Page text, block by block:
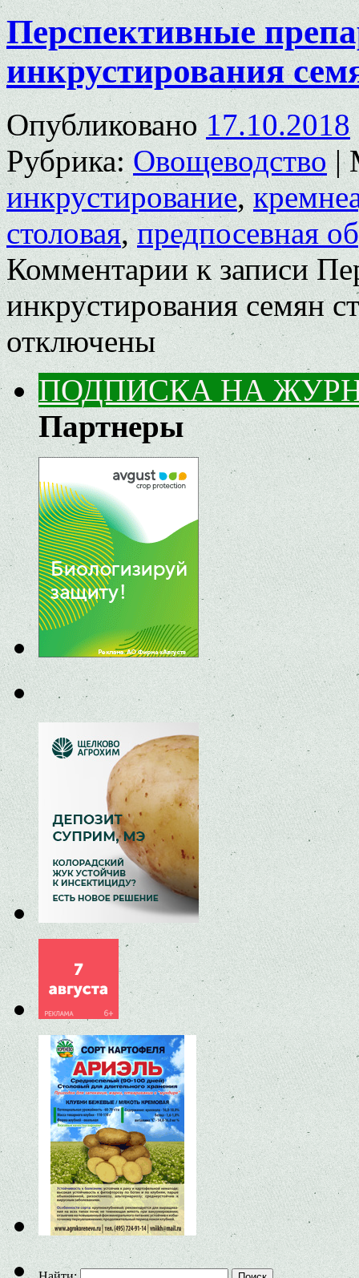
Перспективные
инкрустирования
Опубликовано 17.10.2018
Рубрика: Овощеводство |
инкрустирование,
столовая,предпосевная
Комментариик записи
инкрустирования семян
отключены
ПОДПИСКА НА
Партнеры